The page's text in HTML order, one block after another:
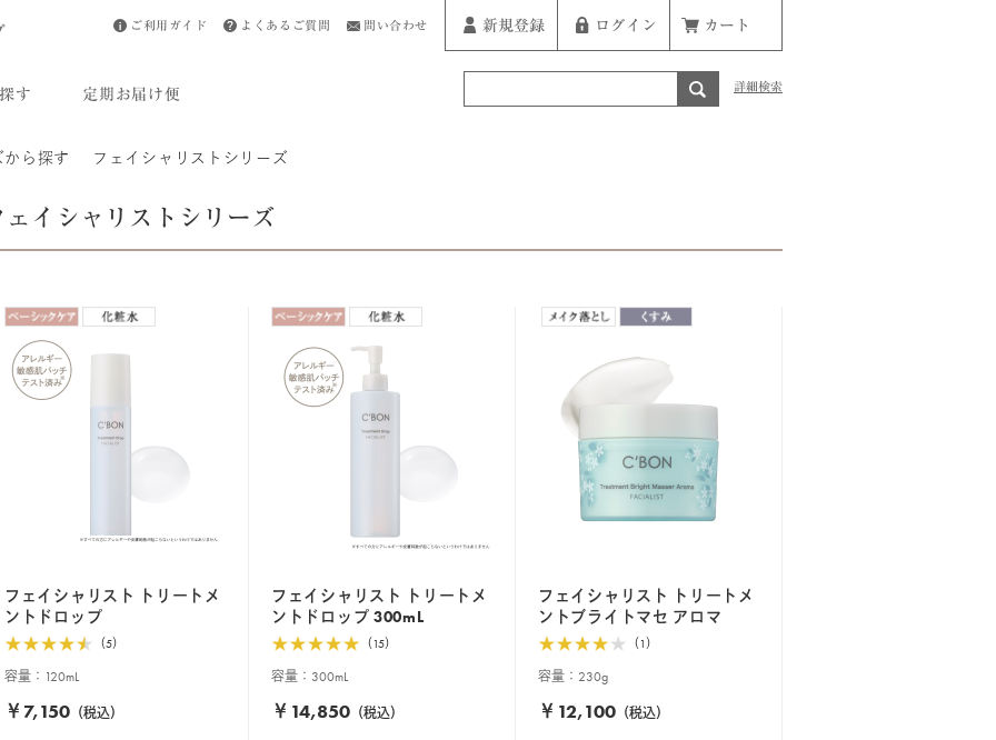
ご利用ガイド よくあるご質問 問い合わせ 新規登録 ログイン カート
す 定期お届け便 詳細検索
から探す フェイシャリストシリーズ
ェイシャリストシリーズ
フェイシャリスト トリートメ
ントドロップ
（5）
容量：120mL
￥7,150 （税込）
フェイシャリスト トリートメ
ントドロップ 300mL
（15）
容量：300mL
￥14,850 （税込）
フェイシャリスト トリートメ
ントブライトマセ アロマ
（1）
容量：230g
￥12,100 （税込）